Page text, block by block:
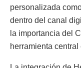
personalizada
dentro del canal
la importancia del
herramienta